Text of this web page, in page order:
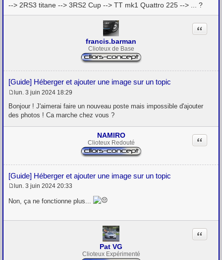
--> 2RS3 titane --> 3RS2 Cup --> TT mk1 Quattro 225 --> ... ?
francis.barman
Clioteux de Base
[Guide] Héberger et ajouter une image sur un topic
Citation
e
s
a
lun. 3 juin 2024 18:29
Bonjour ! J'aimerai faire un nouveau poste mais impossible d'ajouter
des photos ! Ca marche chez vous ?
NAMIRO
Clioteux Redouté
[Guide] Héberger et ajouter une image sur un topic
Citation
e
s
a
lun. 3 juin 2024 20:33
Non, ça ne fonctionne plus...
Pat VG
Clioteux Expérimenté
Citation